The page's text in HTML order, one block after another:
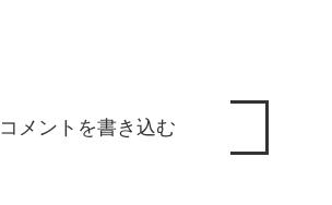
コメントを書き込む